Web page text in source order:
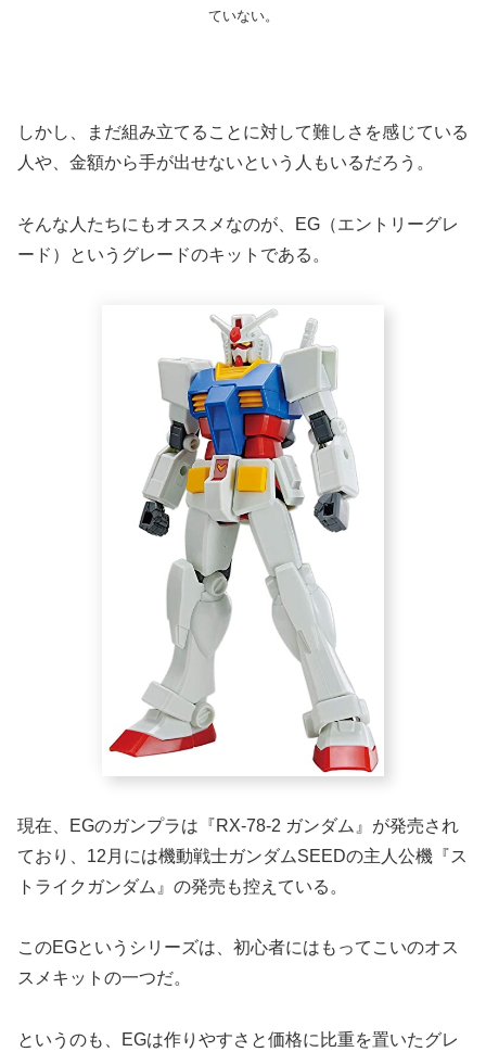
ていない。
しかし、まだ組み立てることに対して難しさを感じている
人や、金額から手が出せないという人もいるだろう。
そんな人たちにもオススメなのが、EG（エントリーグレ
ード）というグレードのキットである。
現在、EGのガンプラは『RX-78-2 ガンダム』が発売され
ており、12月には機動戦士ガンダムSEEDの主人公機『ス
トライクガンダム』の発売も控えている。
このEGというシリーズは、初心者にはもってこいのオス
スメキットの一つだ。
というのも、EGは作りやすさと価格に比重を置いたグレ